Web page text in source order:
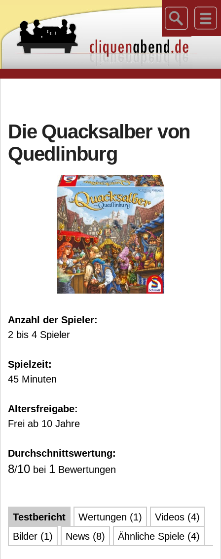
Die Quacksalber von
Quedlinburg
Anzahl der Spieler:
2 bis 4 Spieler
Spielzeit:
45 Minuten
Altersfreigabe:
Frei ab 10 Jahre
Durchschnittswertung:
8/10 bei 1 Bewertungen
Testbericht Wertungen (1)
Videos (4)
Bilder (1)
News (8) Ähnliche Spiele (4)